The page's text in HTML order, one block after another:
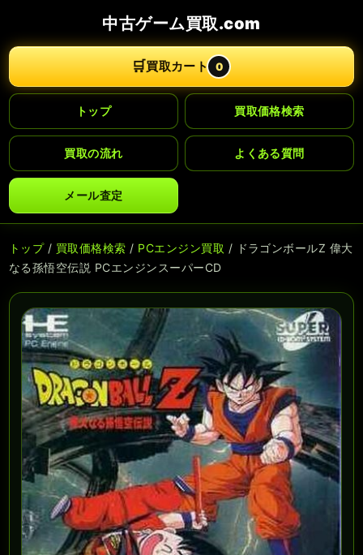
中古ゲーム買取.com
🛒買取カート 0
トップ 買取価格検索
買取の流れ よくある質問
メール査定
トップ/ 買取価格検索 / PCエンジン買取 / ドラゴンボールZ 偉大
なる孫悟空伝説 PCエンジンスーパーCD